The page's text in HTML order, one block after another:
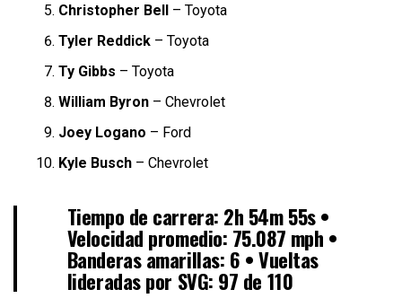
Christopher Bell – Toyota
Tyler Reddick – Toyota
Ty Gibbs – Toyota
William Byron – Chevrolet
Joey Logano – Ford
Kyle Busch – Chevrolet
Tiempo de carrera: 2h 54m 55s •
Velocidad promedio: 75.087 mph •
Banderas amarillas: 6 • Vueltas
lideradas por SVG: 97 de 110